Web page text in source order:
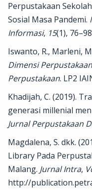
Perpustakaan
Sosial Masa Pandemi.
Informasi, 15(1),
Iswanto, R., Marleni,
Dimensi
Perpustakaan. LP2
Khadijah, C. (2019).
generasi millenial
Jurnal Perpustakaan
Magdalena, S. dkk.
Library Pada
Malang. Jurnal Intra,
http://